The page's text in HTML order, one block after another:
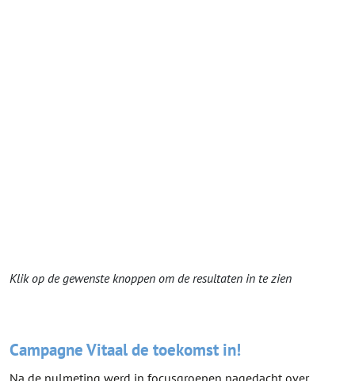
Klik op de gewenste knoppen om de resultaten in te zien
Campagne Vitaal de toekomst in!
Na de nulmeting werd in focusgroepen nagedacht over